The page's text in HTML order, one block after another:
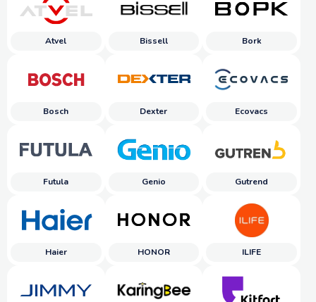
Atvel Bissell Bork
Bosch Dexter Ecovacs
Futula Genio Gutrend
Haier HONOR ILIFE